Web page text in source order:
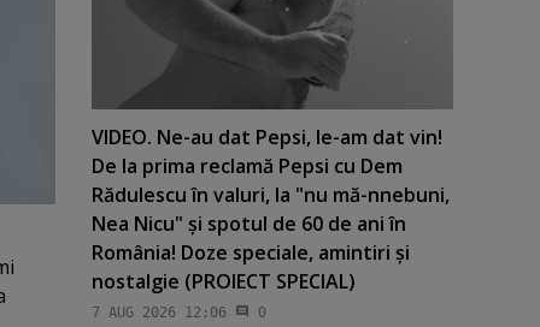
VIDEO. Ne-au dat Pepsi, le-am dat vin!
De la prima reclamă Pepsi cu Dem
Rădulescu în valuri, la "nu mă-nnebuni,
Nea Nicu" şi spotul de 60 de ani în
România! Doze speciale, amintiri şi
nostalgie (PROIECT SPECIAL)
7 AUG 2026 12:06 0